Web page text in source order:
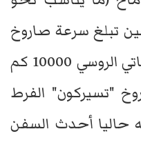
حين تبلغ سرعة صاروخ
"كينجال" (الخنجر) العملياتي الروسي 10000 كم
"تسيركون" الفرط
حاليا أحدث السفن